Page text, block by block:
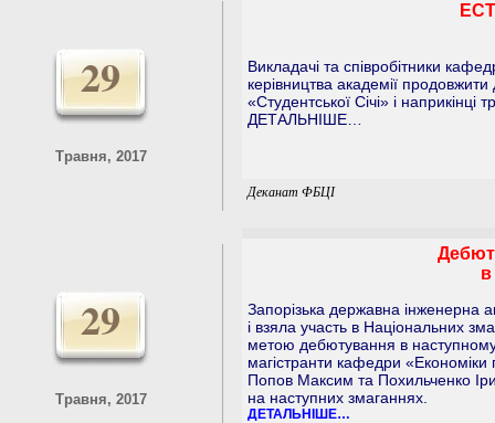
29
Травня, 2017
Викладачі та співробітники
керівництва академії
«Студентської Січі» і
ДЕТАЛЬНІШЕ…
Деканат ФБЦІ
29
Травня, 2017
Дебют
в
Запорізька державна інженерна
і взяла участь в Національних
метою дебютування в
магістранти кафедри
Попов Максим та Похильченко
на наступних змаганнях.
ДЕТАЛЬНІШЕ…